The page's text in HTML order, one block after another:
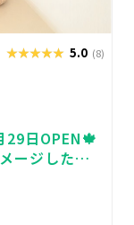
★★★★★
★★★★★ 5.0 (8)
29日OPEN🍁
ージした癒